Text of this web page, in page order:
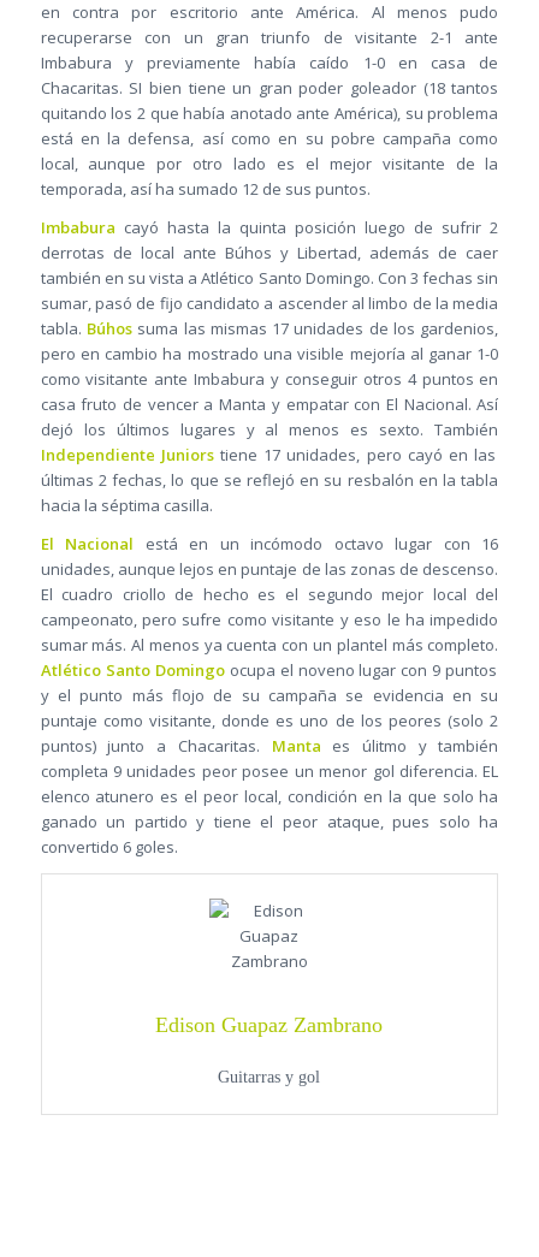
en contra por escritorio ante América. Al menos pudo
recuperarse con un gran triunfo de visitante 2-1 ante
Imbabura y previamente había caído 1-0 en casa de
Chacaritas. SI bien tiene un gran poder goleador (18 tantos
quitando los 2 que había anotado ante América), su problema
está en la defensa, así como en su pobre campaña como
local, aunque por otro lado es el mejor visitante de la
temporada, así ha sumado 12 de sus puntos.
Imbabura cayó hasta la quinta posición luego de sufrir 2
derrotas de local ante Búhos y Libertad, además de caer
también en su vista a Atlético Santo Domingo. Con 3 fechas sin
sumar, pasó de fijo candidato a ascender al limbo de la media
tabla. Búhossuma las mismas 17 unidades de los gardenios,
pero en cambio ha mostrado una visible mejoría al ganar 1-0
como visitante ante Imbabura y conseguir otros 4 puntos en
casa fruto de vencer a Manta y empatar con El Nacional. Así
dejó los últimos lugares y al menos es sexto. También
Independiente Juniorstiene 17 unidades, pero cayó en las
últimas 2 fechas, lo que se reflejó en su resbalón en la tabla
hacia la séptima casilla.
El Nacional está en un incómodo octavo lugar con 16
unidades, aunque lejos en puntaje de las zonas de descenso.
El cuadro criollo de hecho es el segundo mejor local del
campeonato, pero sufre como visitante y eso le ha impedido
sumar más. Al menos ya cuenta con un plantel más completo.
Atlético Santo Domingoocupa el noveno lugar con 9 puntos
y el punto más flojo de su campaña se evidencia en su
puntaje como visitante, donde es uno de los peores (solo 2
puntos) junto a Chacaritas. Manta es úlitmo y también
completa 9 unidades peor posee un menor gol diferencia. EL
elenco atunero es el peor local, condición en la que solo ha
ganado un partido y tiene el peor ataque, pues solo ha
convertido 6 goles.
Edison Guapaz Zambrano
Guitarras y gol